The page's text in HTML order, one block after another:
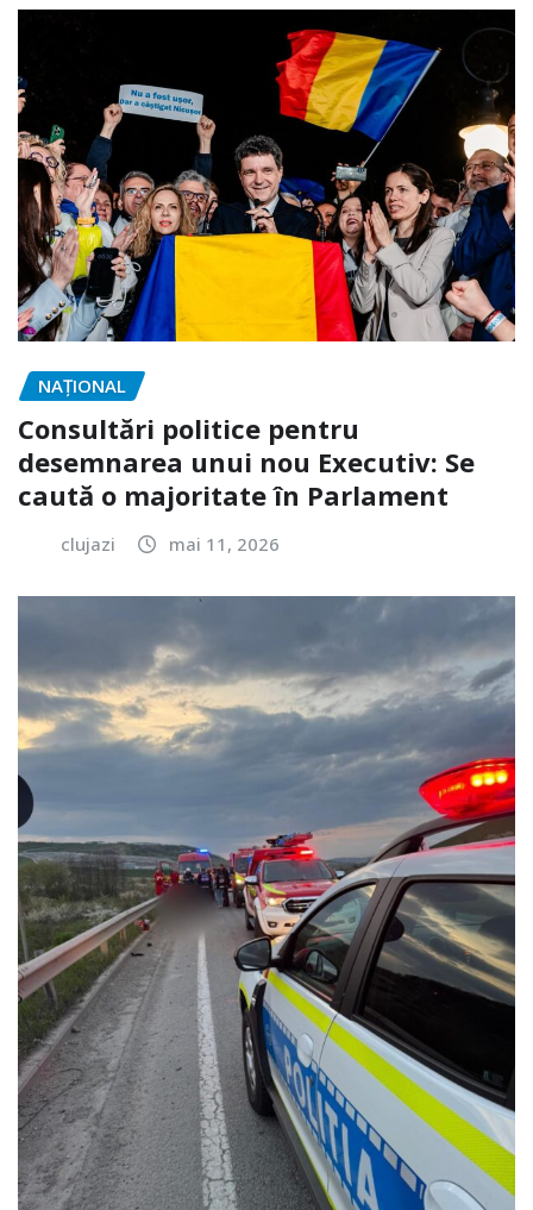
NAŢIONAL
Consultări politice pentru
desemnarea unui nou Executiv: Se
caută o majoritate în Parlament
clujazi mai 11, 2026